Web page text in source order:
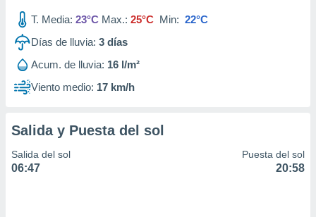
T. Media: 23°C Max.: 25°C Min: 22°C
Días de lluvia: 3 días
Acum. de lluvia: 16 l/m²
Viento medio: 17 km/h
Salida y Puesta del sol
Salida del sol
06:47
Puesta del sol
20:58